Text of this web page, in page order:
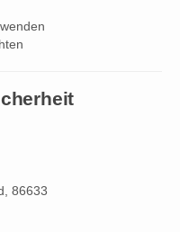
86633